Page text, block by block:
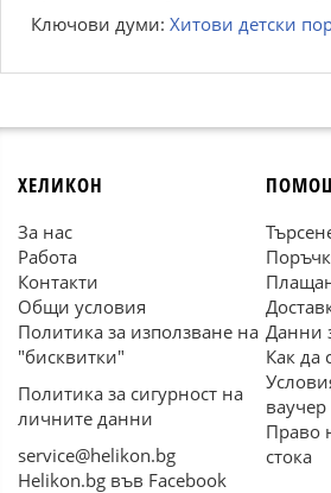
Ключови думи: Хитови детски
ХЕЛИКОН
За нас
Работа
Контакти
Общи условия
Политика за използване на
"бисквитки"
Политика за сигурност на
личните данни
service@helikon.bg
Helikon.bg във Facebook
Данни
Как да
ваучер
Право
стока